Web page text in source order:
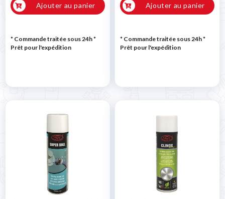
Ajouter au panier
* Commande traitée sous 24h*
Prêt pour l'expédition
Ajouter au panier
* Commande traitée sous 24h*
Prêt pour l'expédition